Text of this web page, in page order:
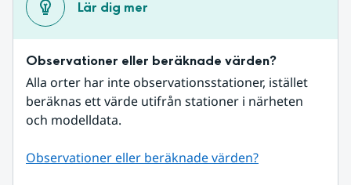
Lär dig mer
Observationer eller beräknade värden?
Alla orter har inte observationsstationer, istället
beräknas ett värde utifrån stationer i närheten
och modelldata.
Observationer eller beräknade värden?